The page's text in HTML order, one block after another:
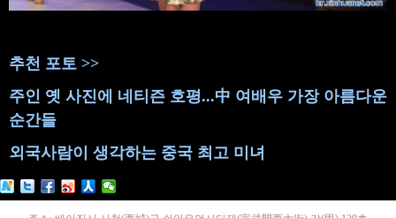
추천 포토 >>
주인 옛 사진에 네티즌 호평...中 여배우 가장 아름다운
순간들
외국사람이 생각하는 중국 최고 미녀